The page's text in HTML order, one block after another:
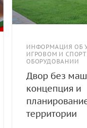
ИНФОРМАЦИЯ ОБ
ИГРОВОМ И
ОБОРУДОВАНИИ
Двор без
концепция и
территории